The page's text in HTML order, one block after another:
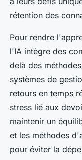
rétention des
Pour rendre
l'IA intègre des
delà des
systèmes de
retours en temps
stress lié aux
maintenir un
et les méthodes
pour éviter la